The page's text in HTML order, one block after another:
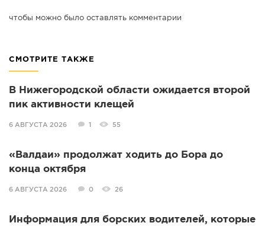
чтобы можно было оставлять комментарии
СМОТРИТЕ ТАКЖЕ
В Нижегородской области ожидается второй
пик активности клещей
6 АВГУСТА 2026 1 55
«Валдаи» продолжат ходить до Бора до
конца октября
6 АВГУСТА 2026 0 26
Информация для борских водителей, которые